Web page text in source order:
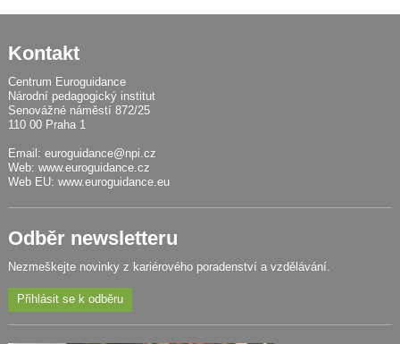
Kontakt
Centrum Euroguidance
Národní pedagogický institut
Senovážné náměstí 872/25
110 00 Praha 1
Email: euroguidance@npi.cz
Web: www.euroguidance.cz
Web EU: www.euroguidance.eu
Odběr newsletteru
Nezmeškejte novinky z kariérového poradenství a vzdělávání.
Přihlásit se k odběru